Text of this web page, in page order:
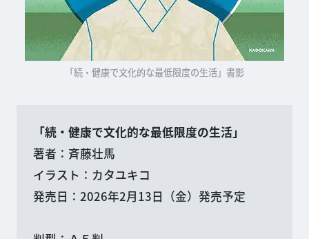
「続・健康で文化的な最低限度の生活」書影
「続・健康で文化的な最低限度の生活」
著者：斉藤壮馬
イラスト：カタユキコ
発売日：2026年2月13日（金）発売予定